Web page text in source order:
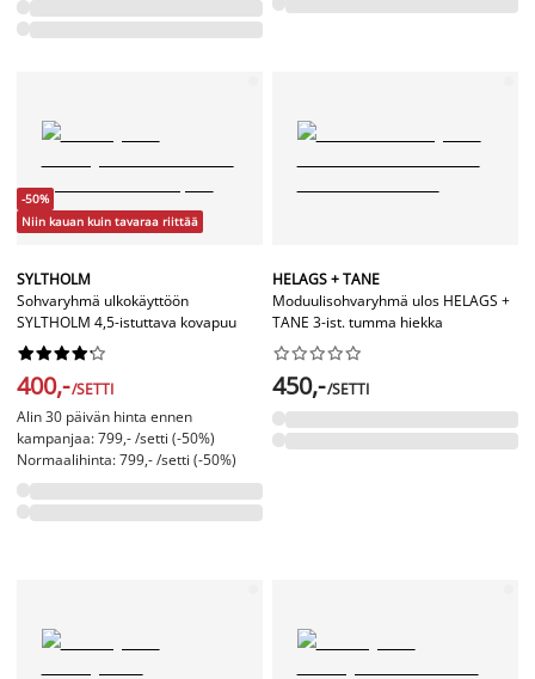
-50%
Niin kauan kuin tavaraa riittää
SYLTHOLM
Sohvaryhmä ulkokäyttöön
SYLTHOLM 4,5-istuttava kovapuu






400,-/SETTI
Alin 30 päivän hinta ennen
kampanjaa: 799,- /setti (-50%)
Normaalihinta: 799,- /setti (-50%)
HELAGS + TANE
Moduulisohvaryhmä ulos HELAGS +
TANE 3-ist. tumma hiekka






450,-/SETTI